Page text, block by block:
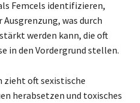
Femcels identifizieren,
was durch
werden kann, die oft
in den Vordergrund stellen.
zieht oft sexistische
herabsetzen und toxisches